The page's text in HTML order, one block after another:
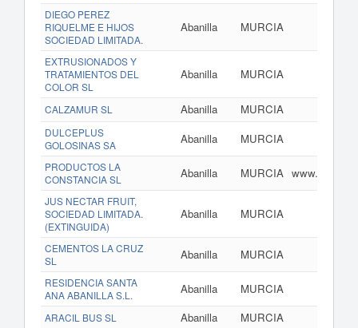
DIEGO PEREZ
RIQUELME E HIJOS
SOCIEDAD LIMITADA.
Abanilla MURCIA
EXTRUSIONADOS Y
TRATAMIENTOS DEL
COLOR SL
Abanilla MURCIA
CALZAMUR SL Abanilla MURCIA
DULCEPLUS
GOLOSINAS SA
Abanilla MURCIA
PRODUCTOS LA
CONSTANCIA SL
Abanilla MURCIA
JUS NECTAR FRUIT,
SOCIEDAD LIMITADA.
(EXTINGUIDA)
Abanilla MURCIA
CEMENTOS LA CRUZ
SL
Abanilla MURCIA
RESIDENCIA SANTA
ANA ABANILLA S.L.
Abanilla MURCIA
ARACIL BUS SL Abanilla MURCIA